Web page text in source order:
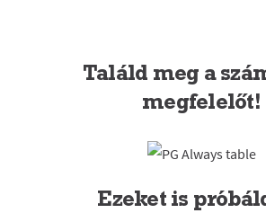
Találd meg a
megfelelőt!
Ezeket is